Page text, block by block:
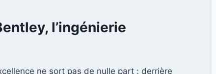
l’ingénierie
ne sort pas de nulle part : derrière